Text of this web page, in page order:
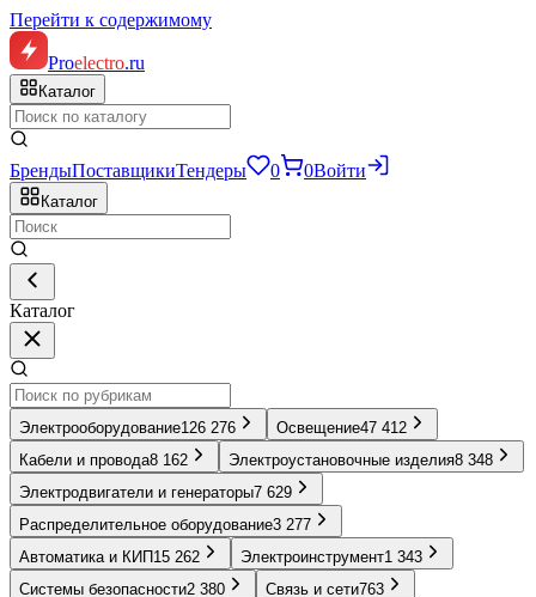
Перейти к содержимому
Proelectro.ru
Каталог
БрендыПоставщикиТендеры 0 0Войти
Каталог
Каталог
Электрооборудование126 276 Освещение47 412
Кабели и провода8 162 Электроустановочные изделия8 348
Электродвигатели и генераторы7 629
Распределительное оборудование3 277
Автоматика и КИП 15 262 Электроинструмент1 343
Системы безопасности2 380 Связь и сети763